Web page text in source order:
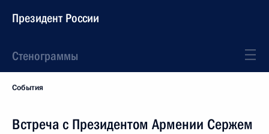
Президент России
Стенограммы
События
Встреча с Президентом Армении Сержем